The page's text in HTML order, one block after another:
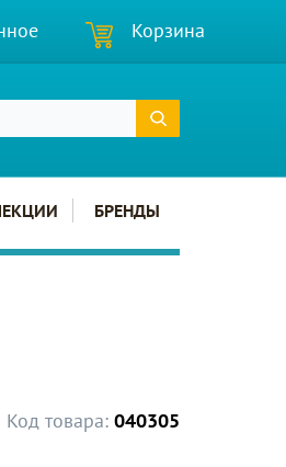
Корзина
БРЕНДЫ
Код товара: 040305